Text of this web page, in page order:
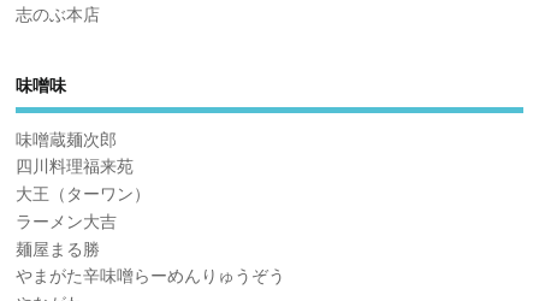
志のぶ本店
味噌味
味噌蔵麺次郎
四川料理福来苑
大王（ターワン）
ラーメン大吉
麺屋まる勝
やまがた辛味噌らーめんりゅうぞう